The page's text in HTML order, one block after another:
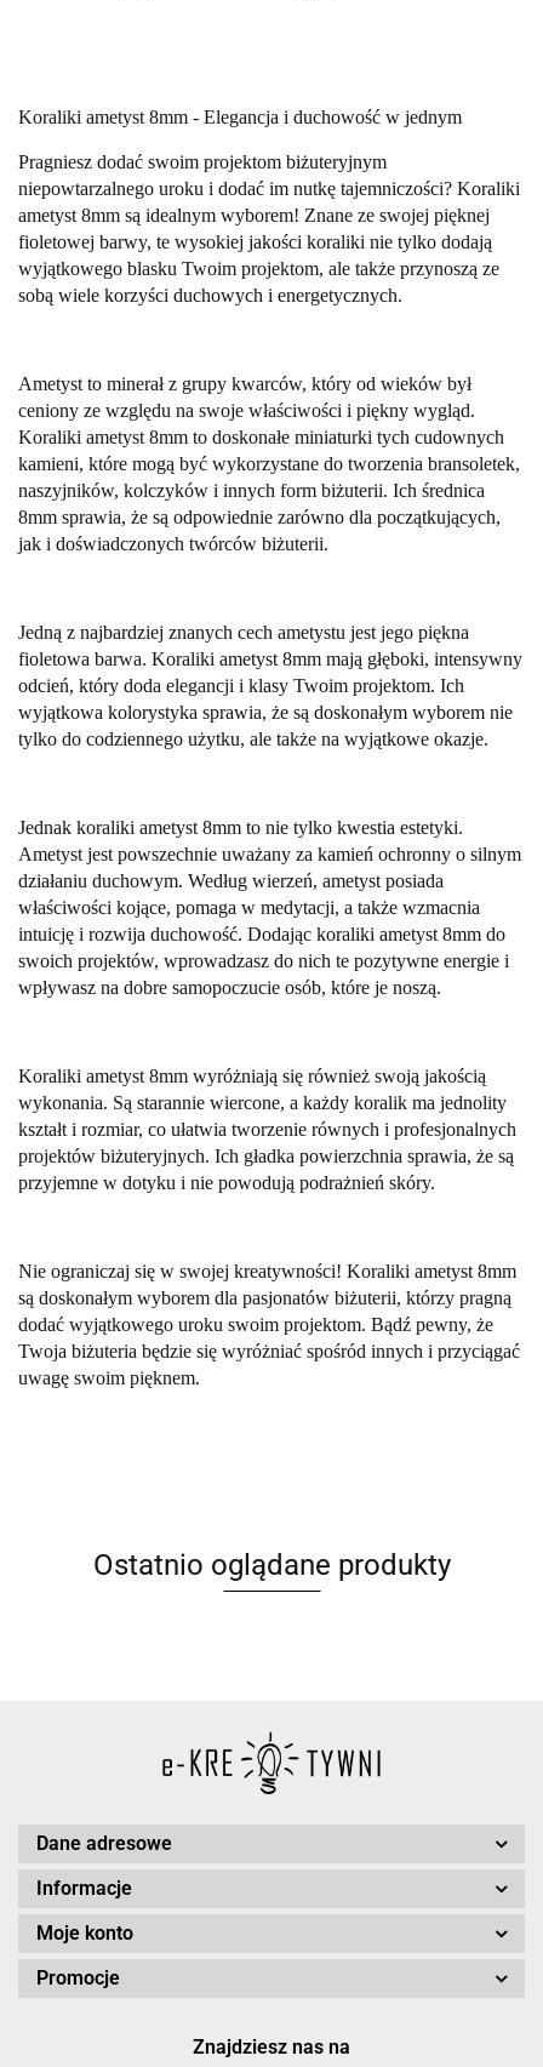
Koraliki ametyst 8mm - Elegancja i duchowość w jednym
Pragniesz dodać swoim projektom biżuteryjnym
niepowtarzalnego uroku i dodać im nutkę tajemniczości? Koraliki
ametyst 8mm są idealnym wyborem! Znane ze swojej pięknej
fioletowej barwy, te wysokiej jakości koraliki nie tylko dodają
wyjątkowego blasku Twoim projektom, ale także przynoszą ze
sobą wiele korzyści duchowych i energetycznych.
Ametyst to minerał z grupy kwarców, który od wieków był
ceniony ze względu na swoje właściwości i piękny wygląd.
Koraliki ametyst 8mm to doskonałe miniaturki tych cudownych
kamieni, które mogą być wykorzystane do tworzenia bransoletek,
naszyjników, kolczyków i innych form biżuterii. Ich średnica
8mm sprawia, że są odpowiednie zarówno dla początkujących,
jak i doświadczonych twórców biżuterii.
Jedną z najbardziej znanych cech ametystu jest jego piękna
fioletowa barwa. Koraliki ametyst 8mm mają głęboki, intensywny
odcień, który doda elegancji i klasy Twoim projektom. Ich
wyjątkowa kolorystyka sprawia, że są doskonałym wyborem nie
tylko do codziennego użytku, ale także na wyjątkowe okazje.
Jednak koraliki ametyst 8mm to nie tylko kwestia estetyki.
Ametyst jest powszechnie uważany za kamień ochronny o silnym
działaniu duchowym. Według wierzeń, ametyst posiada
właściwości kojące, pomaga w medytacji, a także wzmacnia
intuicję i rozwija duchowość. Dodając koraliki ametyst 8mm do
swoich projektów, wprowadzasz do nich te pozytywne energie i
wpływasz na dobre samopoczucie osób, które je noszą.
Koraliki ametyst 8mm wyróżniają się również swoją jakością
wykonania. Są starannie wiercone, a każdy koralik ma jednolity
kształt i rozmiar, co ułatwia tworzenie równych i profesjonalnych
projektów biżuteryjnych. Ich gładka powierzchnia sprawia, że są
przyjemne w dotyku i nie powodują podrażnień skóry.
Nie ograniczaj się w swojej kreatywności! Koraliki ametyst 8mm
są doskonałym wyborem dla pasjonatów biżuterii, którzy pragną
dodać wyjątkowego uroku swoim projektom. Bądź pewny, że
Twoja biżuteria będzie się wyróżniać spośród innych i przyciągać
uwagę swoim pięknem.
Ostatnio oglądane produkty
Dane adresowe
Informacje
Moje konto
Promocje
Znajdziesz nas na